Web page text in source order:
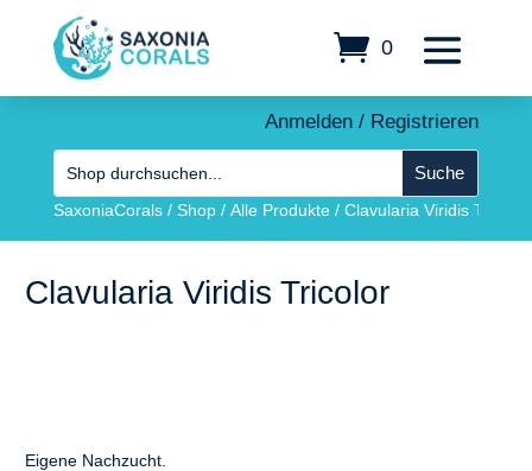
0
Anmelden / Registrieren
SaxoniaCorals/ Shop/ Alle Produkte/ Clavularia Viridis Tricolor
Clavularia Viridis Tricolor
Eigene Nachzucht.